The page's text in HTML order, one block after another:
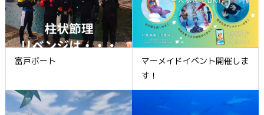
富戸ボート
マーメイドイベント開催しま
す！